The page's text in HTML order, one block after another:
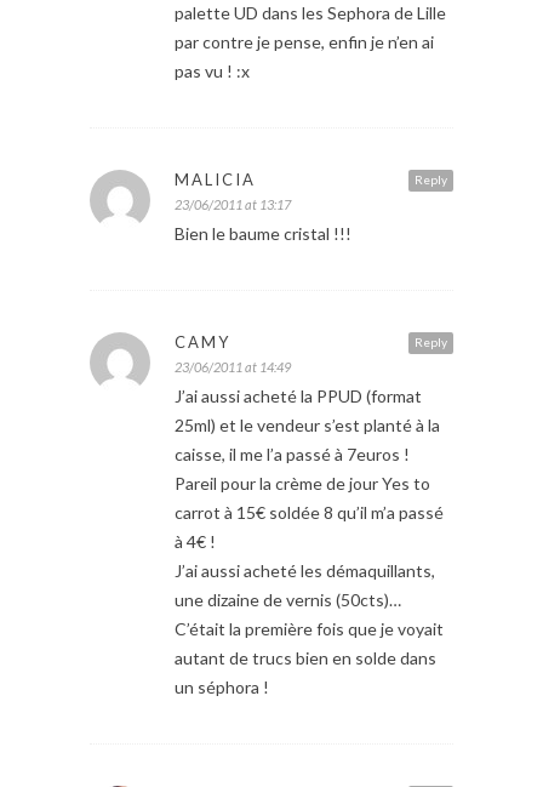
palette UD dans les Sephora de Lille
par contre je pense, enfin je n’en ai
pas vu ! :x
Reply
MALICIA
23/06/2011 at 13:17
Bien le baume cristal !!!
Reply
CAMY
23/06/2011 at 14:49
J’ai aussi acheté la PPUD (format
25ml) et le vendeur s’est planté à la
caisse, il me l’a passé à 7euros !
Pareil pour la crème de jour Yes to
carrot à 15€ soldée 8 qu’il m’a passé
à 4€ !
J’ai aussi acheté les démaquillants,
une dizaine de vernis (50cts)…
C’était la première fois que je voyait
autant de trucs bien en solde dans
un séphora !